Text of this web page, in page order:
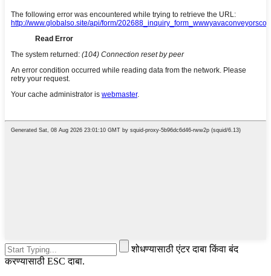
शोधण्यासाठी एंटर दाबा किंवा बंद
करण्यासाठी ESC दाबा.